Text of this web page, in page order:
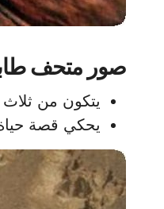
صور متحف
يتكون من ثلاث
يحكي قصة